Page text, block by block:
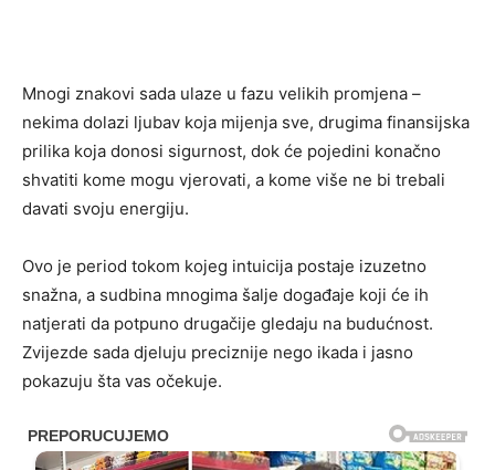
Mnogi znakovi sada ulaze u fazu velikih promjena –
nekima dolazi ljubav koja mijenja sve, drugima finansijska
prilika koja donosi sigurnost, dok će pojedini konačno
shvatiti kome mogu vjerovati, a kome više ne bi trebali
davati svoju energiju.
Ovo je period tokom kojeg intuicija postaje izuzetno
snažna, a sudbina mnogima šalje događaje koji će ih
natjerati da potpuno drugačije gledaju na budućnost.
Zvijezde sada djeluju preciznije nego ikada i jasno
pokazuju šta vas očekuje.